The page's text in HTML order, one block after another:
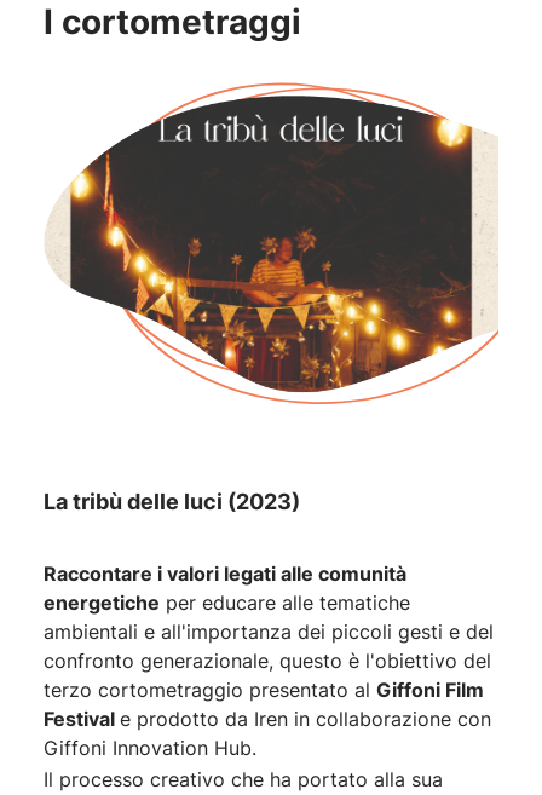
I cortometraggi
La tribù delle luci (2023)
Raccontare i valori legati alle comunità
energetiche per educare alle tematiche
ambientali e all'importanza dei piccoli gesti e del
confronto generazionale, questo è l'obiettivo del
terzo cortometraggio presentato al Giffoni Film
Festival e prodotto da Iren in collaborazione con
Giffoni Innovation Hub.
Il processo creativo che ha portato alla sua
Chiara come l’acqua (2022)
Sensibilizzare le nuove generazioni ad un
consapevole e sostenibile dell'acqua, evitando il
consumo eccessivo e ingiustificato. Questo è
l’obiettivo di “Chiara come l’acqua ”, il
cortometraggio che pone l’accento su un tema di
grande attualità: la tutela della risorsa idrica.
Scritto da Manlio Castagna per la regia di Carlo
La Challenge (2021)
La Challenge, una sfida, impegna il giovane
Tommy a rendere l'isola di Procida dove vive più
pulita, il corto è stato presentato al Giffoni Film.
SCOPRI DI PIÙ